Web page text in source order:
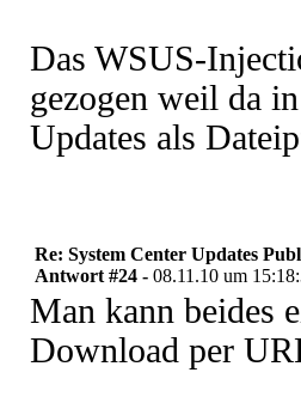
Das WSUS-
gezogen weil da
Updates als
Re: System Center Updates
Antwort #24 - 08.11.10 um
Man kann beides
Download per